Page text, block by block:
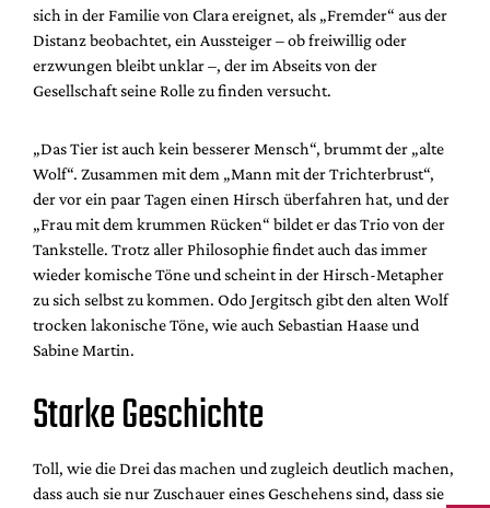
sich in der Familie von Clara ereignet, als „Fremder“ aus der
Distanz beobachtet, ein Aussteiger – ob freiwillig oder
erzwungen bleibt unklar –, der im Abseits von der
Gesellschaft seine Rolle zu finden versucht.
„Das Tier ist auch kein besserer Mensch“, brummt der „alte
Wolf“. Zusammen mit dem „Mann mit der Trichterbrust“,
der vor ein paar Tagen einen Hirsch überfahren hat, und der
„Frau mit dem krummen Rücken“ bildet er das Trio von der
Tankstelle. Trotz aller Philosophie findet auch das immer
wieder komische Töne und scheint in der Hirsch-Metapher
zu sich selbst zu kommen. Odo Jergitsch gibt den alten Wolf
trocken lakonische Töne, wie auch Sebastian Haase und
Sabine Martin.
Starke Geschichte
Toll, wie die Drei das machen und zugleich deutlich machen,
dass auch sie nur Zuschauer eines Geschehens sind, dass sie